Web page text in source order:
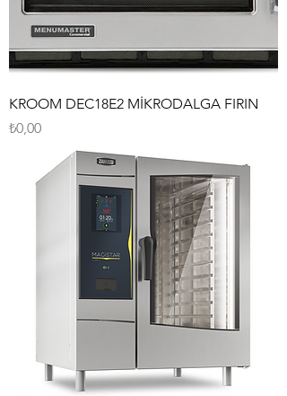
KROOM DEC18E2 MİKRODALGA FIRIN
Fiyat
₺0,00